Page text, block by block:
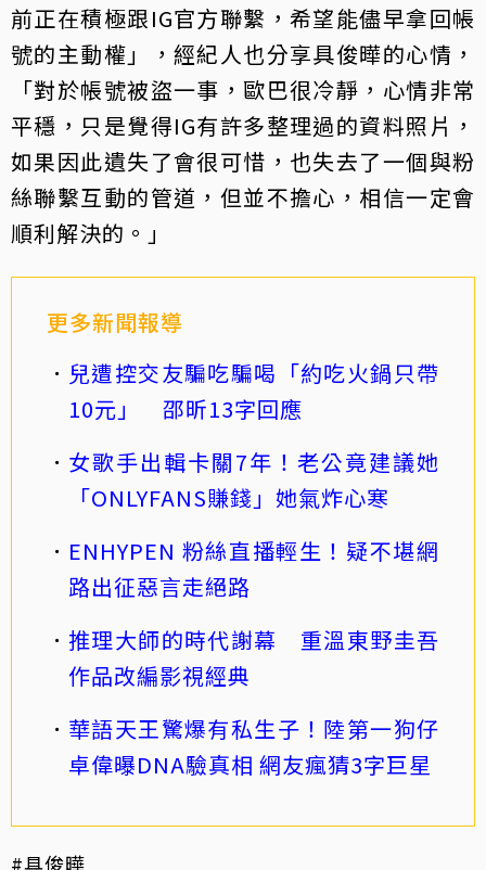
前正在積極跟IG官方聯繫，希望能儘早拿回帳
號的主動權」，經紀人也分享具俊曄的心情，
「對於帳號被盜一事，歐巴很冷靜，心情非常
平穩，只是覺得IG有許多整理過的資料照片，
如果因此遺失了會很可惜，也失去了一個與粉
絲聯繫互動的管道，但並不擔心，相信一定會
順利解決的。」
更多新聞報導
兒遭控交友騙吃騙喝「約吃火鍋只帶
10元」 邵昕13字回應
女歌手出輯卡關7年！老公竟建議她
「ONLYFANS賺錢」她氣炸心寒
ENHYPEN 粉絲直播輕生！疑不堪網
路出征惡言走絕路
推理大師的時代謝幕 重溫東野圭吾
作品改編影視經典
華語天王驚爆有私生子！陸第一狗仔
卓偉曝DNA驗真相 網友瘋猜3字巨星
#具俊曄